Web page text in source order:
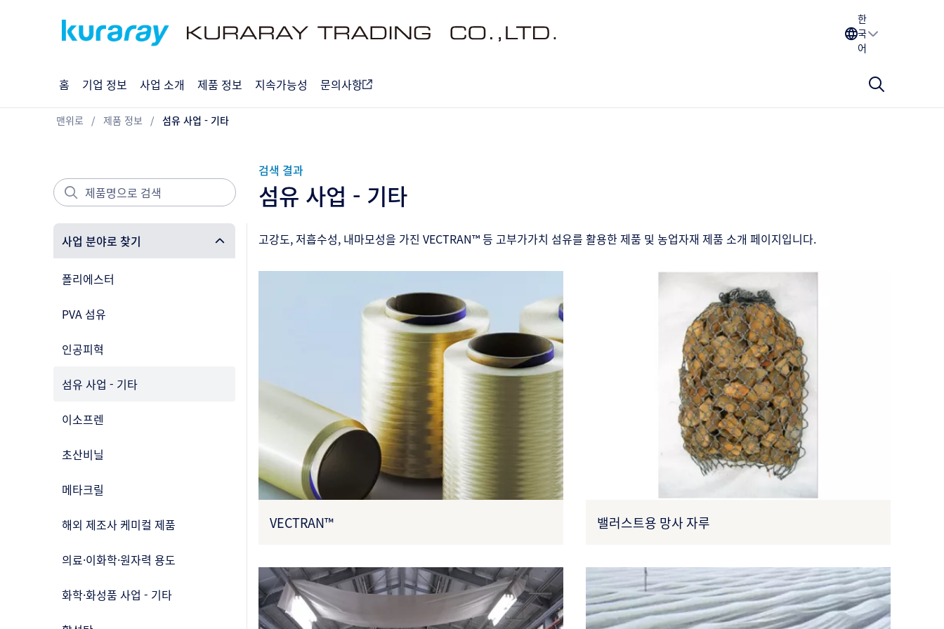
한
국
어
홈 기업 정보 사업 소개 제품 정보 지속가능성 문의사항
맨위로 제품 정보 섬유 사업 - 기타
사업 분야로 찾기
폴리에스터
PVA 섬유
인공피혁
섬유 사업 - 기타
이소프렌
초산비닐
메타크릴
해외 제조사 케미컬 제품
의료·이화학·원자력 용도
화학·화성품 사업 - 기타
검색 결과
섬유 사업 - 기타
고강도, 저흡수성, 내마모성을 가진 VECTRAN™ 등 고부가가치 섬유를 활용한 제품 및 농업자재 제품 소개 페이지입니다.
VECTRAN™ 밸러스트용 망사 자루